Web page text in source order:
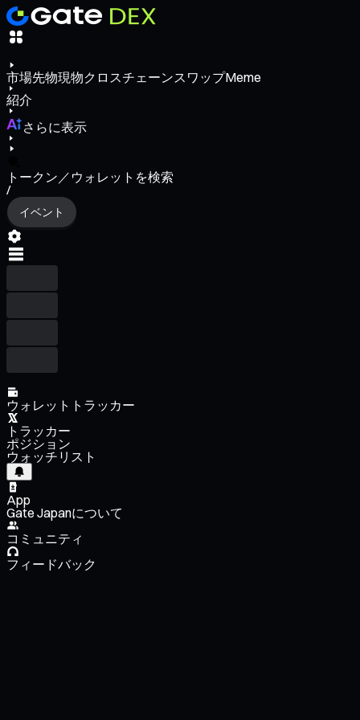
市場先物現物クロスチェーンスワップMeme
紹介
さらに表示
トークン／ウォレットを検索
/
イベント
ウォレットトラッカー
トラッカー
ポジション
ウォッチリスト
App
Gate Japanについて
コミュニティ
フィードバック